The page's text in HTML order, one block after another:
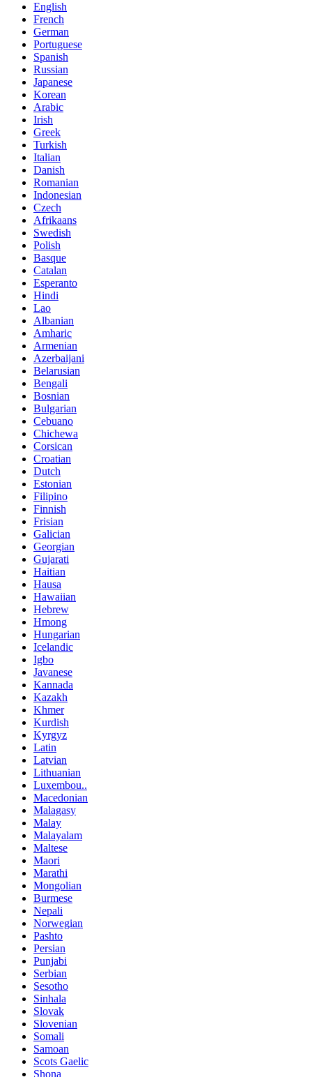
English
French
German
Portuguese
Spanish
Russian
Japanese
Korean
Arabic
Irish
Greek
Turkish
Italian
Danish
Romanian
Indonesian
Czech
Afrikaans
Swedish
Polish
Basque
Catalan
Esperanto
Hindi
Lao
Albanian
Amharic
Armenian
Azerbaijani
Belarusian
Bengali
Bosnian
Bulgarian
Cebuano
Chichewa
Corsican
Croatian
Dutch
Estonian
Filipino
Finnish
Frisian
Galician
Georgian
Gujarati
Haitian
Hausa
Hawaiian
Hebrew
Hmong
Hungarian
Icelandic
Igbo
Javanese
Kannada
Kazakh
Khmer
Kurdish
Kyrgyz
Latin
Latvian
Lithuanian
Luxembou..
Macedonian
Malagasy
Malay
Malayalam
Maltese
Maori
Marathi
Mongolian
Burmese
Nepali
Norwegian
Pashto
Persian
Punjabi
Serbian
Sesotho
Sinhala
Slovak
Slovenian
Somali
Samoan
Scots Gaelic
Shona